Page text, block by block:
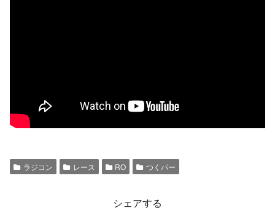
ラジコン レース RO つくパー
シェアする